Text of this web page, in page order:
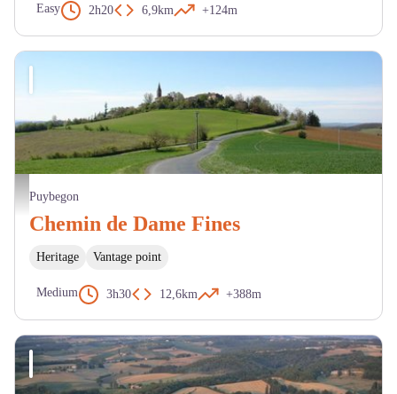
Easy 2h20 6,9km +124m
Le village - Mairie Puybegon
Puybegon
Chemin de Dame Fines
Heritage Vantage point
Medium 3h30 12,6km +388m